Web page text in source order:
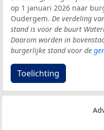
op 1 januari 2026 naar
Oudergem. De verdeling
stand is voor de buurt
Daarom worden in
burgerlijke stand voor de
Toelichting